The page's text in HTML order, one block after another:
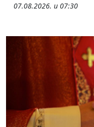
07.08.2026. u 07:30